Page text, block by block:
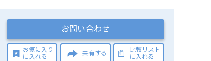
お問い合わせ
お気に入り
に入れる
共有する
比較リスト
に入れる